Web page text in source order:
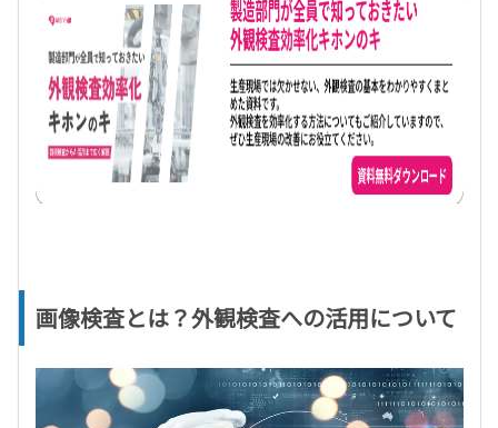
画像検査とは？外観検査への活用について